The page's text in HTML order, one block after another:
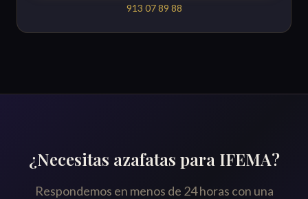
913 07 89 88
¿Necesitas azafatas para IFEMA?
Respondemos en menos de 24 horas con una